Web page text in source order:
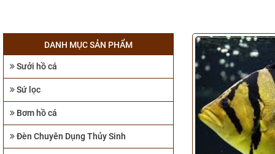
DANH MỤC SẢN PHẨM
Sưởi hồ cá
Sứ lọc
Bơm hồ cá
Đèn Chuyên Dụng Thủy Sinh